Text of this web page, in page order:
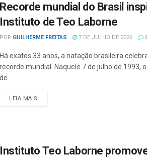
Recorde mundial do Brasil
Instituto de Teo Laborne
POR GUILHERME FREITAS 7 DE JULHO DE 2026
Há exatos 33 anos, a natação brasileira
recorde mundial. Naquele 7 de julho de 1993,
de ...
LEIA MAIS
Instituto Teo Laborne